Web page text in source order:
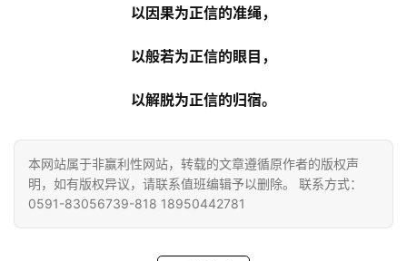
以因果为正信的准绳，
以般若为正信的眼目，
以解脱为正信的归宿。
本网站属于非赢利性网站，转载的文章遵循原作者的版权声
明，如有版权异议，请联系值班编辑予以删除。 联系方式：
0591-83056739-818 18950442781